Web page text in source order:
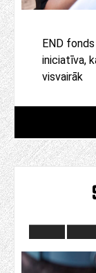
END
iniciatīva,
visvairāk